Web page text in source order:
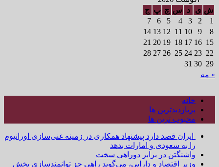
ش ی د س چ پ ج
1
2
3
4
5
6
7
8
9
10
11
12
13
14
15
16
17
18
19
20
21
22
23
24
25
26
27
28
29
30
31
« مه
خانه
پربازدیدترین ها
محبوب ترین ها
ایران قصد دارد پیشنهاد همکاری در زمینه غنی‌سازی اورانیوم
را به سعودی و امارات بدهد
واشنگتن در برابر دوراهی سخت
وزیر اقتصاد و دارایی، می‌گوید راهی جز توانمندسازی بخش